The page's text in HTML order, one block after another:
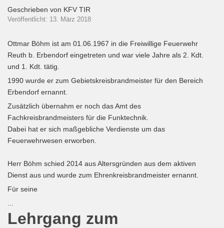
Geschrieben von KFV TIR
Veröffentlicht: 13. März 2018
Ottmar Böhm ist am 01.06.1967 in die Freiwillige Feuerwehr
Reuth b. Erbendorf eingetreten und war viele Jahre als 2. Kdt.
und 1. Kdt. tätig.
1990 wurde er zum Gebietskreisbrandmeister für den Bereich
Erbendorf ernannt.
Zusätzlich übernahm er noch das Amt des
Fachkreisbrandmeisters für die Funktechnik.
Dabei hat er sich maßgebliche Verdienste um das
Feuerwehrwesen erworben.
Herr Böhm schied 2014 aus Altersgründen aus dem aktiven
Dienst aus und wurde zum Ehrenkreisbrandmeister ernannt.
Für seine
Lehrgang zum